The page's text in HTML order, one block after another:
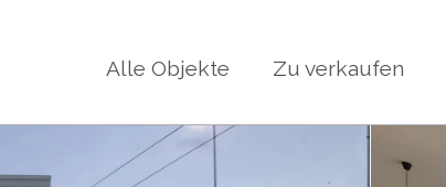
Alle Objekte Zu verkaufen